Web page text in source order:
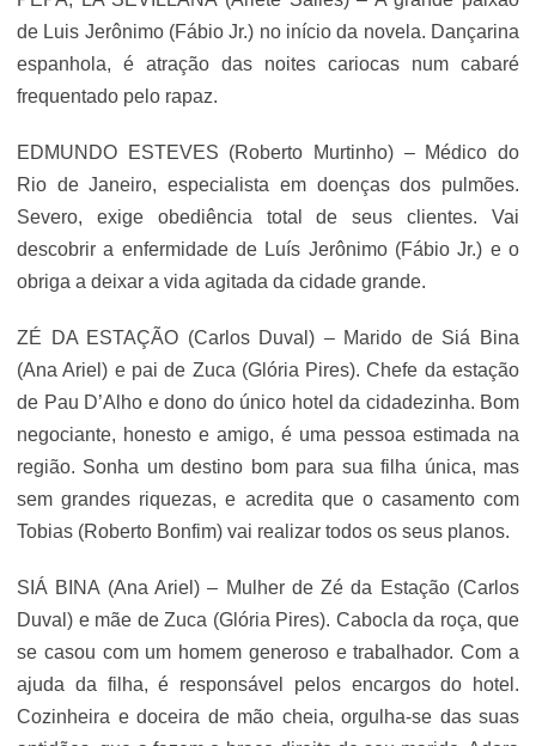
de Luis Jerônimo (Fábio Jr.) no início da novela. Dançarina
espanhola, é atração das noites cariocas num cabaré
frequentado pelo rapaz.
EDMUNDO ESTEVES (Roberto Murtinho) – Médico do
Rio de Janeiro, especialista em doenças dos pulmões.
Severo, exige obediência total de seus clientes. Vai
descobrir a enfermidade de Luís Jerônimo (Fábio Jr.) e o
obriga a deixar a vida agitada da cidade grande.
ZÉ DA ESTAÇÃO (Carlos Duval) – Marido de Siá Bina
(Ana Ariel) e pai de Zuca (Glória Pires). Chefe da estação
de Pau D’Alho e dono do único hotel da cidadezinha. Bom
negociante, honesto e amigo, é uma pessoa estimada na
região. Sonha um destino bom para sua filha única, mas
sem grandes riquezas, e acredita que o casamento com
Tobias (Roberto Bonfim) vai realizar todos os seus planos.
SIÁ BINA (Ana Ariel) – Mulher de Zé da Estação (Carlos
Duval) e mãe de Zuca (Glória Pires). Cabocla da roça, que
se casou com um homem generoso e trabalhador. Com a
ajuda da filha, é responsável pelos encargos do hotel.
Cozinheira e doceira de mão cheia, orgulha-se das suas